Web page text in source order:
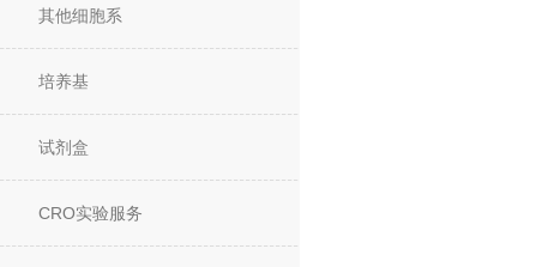
其他细胞系
培养基
试剂盒
CRO实验服务